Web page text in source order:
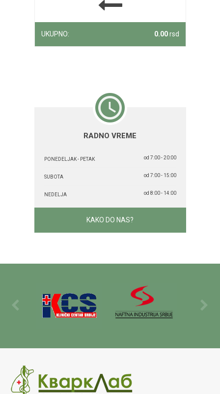
UKUPNO: 0.00rsd
RADNO VREME
PONEDELJAK - PETAK od 7:00 - 20:00
SUBOTA od 7:00 - 15:00
NEDELJA od 8:00 - 14:00
KAKO DO NAS?